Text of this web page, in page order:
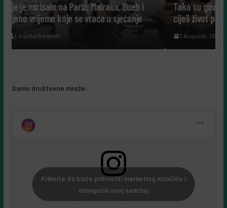
Bueb i
u sjećanje
Tako su govorili: Šta nam danas govore
cijeli život posvetili nauci?
Leila Kurbegović
Samo društvene mreže:
Kliknite da biste prihvatili marketing kolačiće i
omogućili ovaj sadržaj